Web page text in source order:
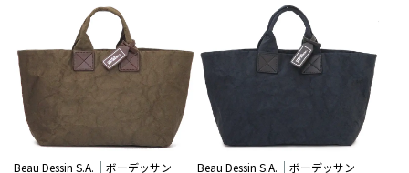
Beau Dessin S.A.
ボーデッサン
Beau Dessin S.A.
ボーデッサン